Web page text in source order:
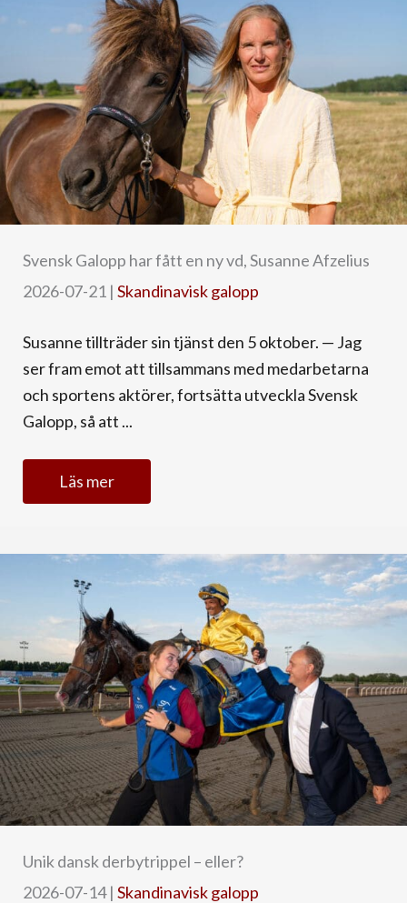
Svensk Galopp har fått en ny vd, Susanne Afzelius
2026-07-21 | Skandinavisk galopp
Susanne tillträder sin tjänst den 5 oktober. — Jag
ser fram emot att tillsammans med medarbetarna
och sportens aktörer, fortsätta utveckla Svensk
Galopp, så att ...
Läs mer
Unik dansk derbytrippel – eller?
2026-07-14| Skandinavisk galopp